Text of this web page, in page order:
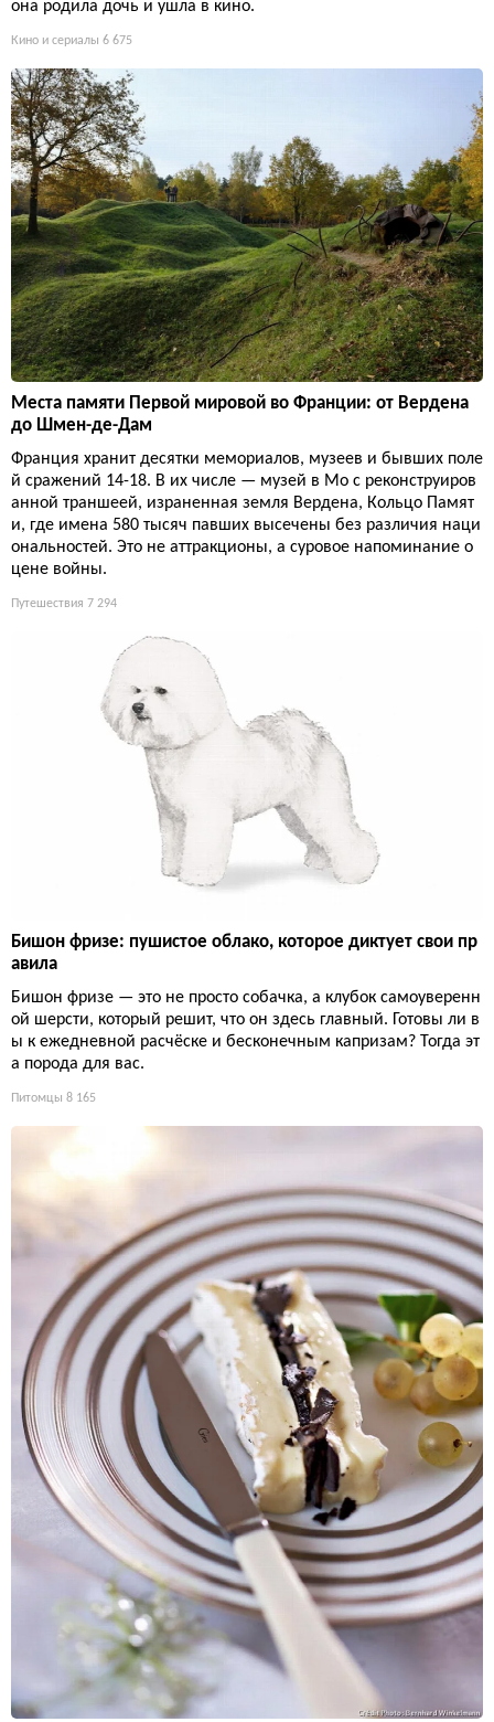
она родила дочь и ушла в кино.
Кино и сериалы 6 675
Места памяти Первой мировой во Франции: от Вердена
до Шмен-де-Дам
Франция хранит десятки мемориалов, музеев и бывших поле
й сражений 14-18. В их числе — музей в Мо с реконструиров
анной траншеей, израненная земля Вердена, Кольцо Памят
и, где имена 580 тысяч павших высечены без различия наци
ональностей. Это не аттракционы, а суровое напоминание о
цене войны.
Путешествия 7 294
Бишон фризе: пушистое облако, которое диктует свои пр
авила
Бишон фризе — это не просто собачка, а клубок самоуверенн
ой шерсти, который решит, что он здесь главный. Готовы ли в
ы к ежедневной расчёске и бесконечным капризам? Тогда эт
а порода для вас.
Питомцы 8 165